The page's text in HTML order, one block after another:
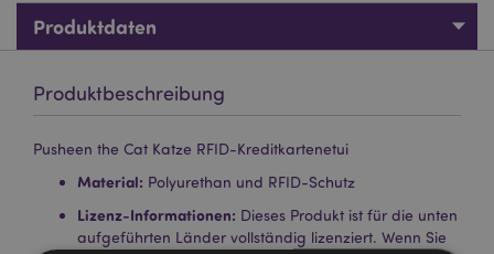
Produktdaten
Produktbeschreibung
Pusheen the Cat Katze RFID-Kreditkartenetui
Material: Polyurethan und RFID-Schutz
Lizenz-Informationen: Dieses Produkt ist für die unten
aufgeführten Länder vollständig lizenziert. Wenn Sie